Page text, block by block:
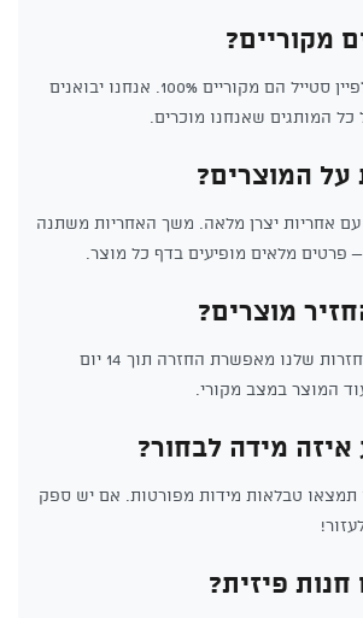
מקוריים?
כן, כל המוצרים באלפיין סטייל הם מקוריים 100%. אנחנו יבואנים
המותגים שאנחנו מוכרים.
המוצרים?
עם אחריות יצרן מלאה. משך האחריות משתנה
– פרטים מלאים מופיעים בדף כל מוצר.
מוצרים?
בהחלט! מדיניות ההחזרות שלנו מאפשרת החזרה תוך 14 יום
המוצר במצב מקורי.
איזה מידה לבחור?
תמצאו טבלאות מידות מפורטות. אם יש ספק
פיזית?